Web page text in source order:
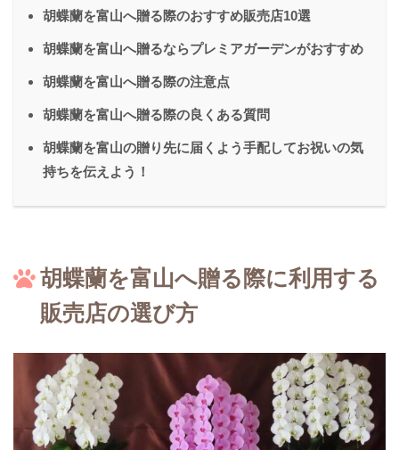
胡蝶蘭を富山へ贈る際のおすすめ販売店10選
胡蝶蘭を富山へ贈るならプレミアガーデンがおすすめ
胡蝶蘭を富山へ贈る際の注意点
胡蝶蘭を富山へ贈る際の良くある質問
胡蝶蘭を富山の贈り先に届くよう手配してお祝いの気
持ちを伝えよう！
胡蝶蘭を富山へ贈る際に利用する
販売店の選び方